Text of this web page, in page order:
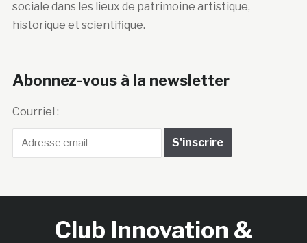
Culture CLIC France